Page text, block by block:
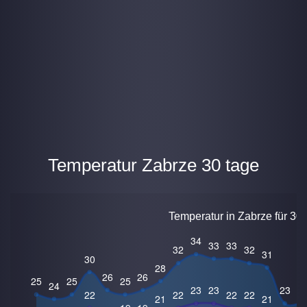
Temperatur Zabrze 30 tage
Temperatur in Zabrze für